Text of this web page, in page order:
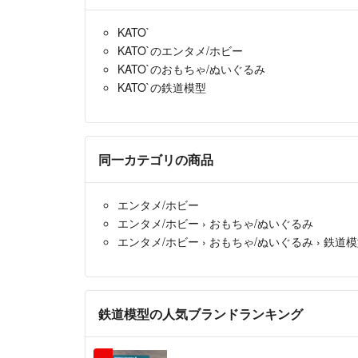
KATO`
KATO`のエンタメ/ホビー
KATO`のおもちゃ/ぬいぐるみ
KATO`の鉄道模型
同一カテゴリの商品
エンタメ/ホビー
エンタメ/ホビー › おもちゃ/ぬいぐるみ
エンタメ/ホビー › おもちゃ/ぬいぐるみ › 鉄道
鉄道模型の人気ブランドランキング